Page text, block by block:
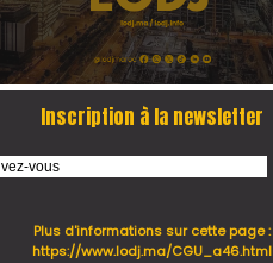
Inscription à la newsletter
Plus d'informations sur cette page :
https://www.lodj.ma/CGU_a46.html